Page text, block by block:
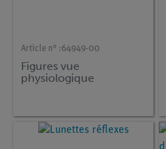
Article n° :64949-00
Figures vue
physiologique